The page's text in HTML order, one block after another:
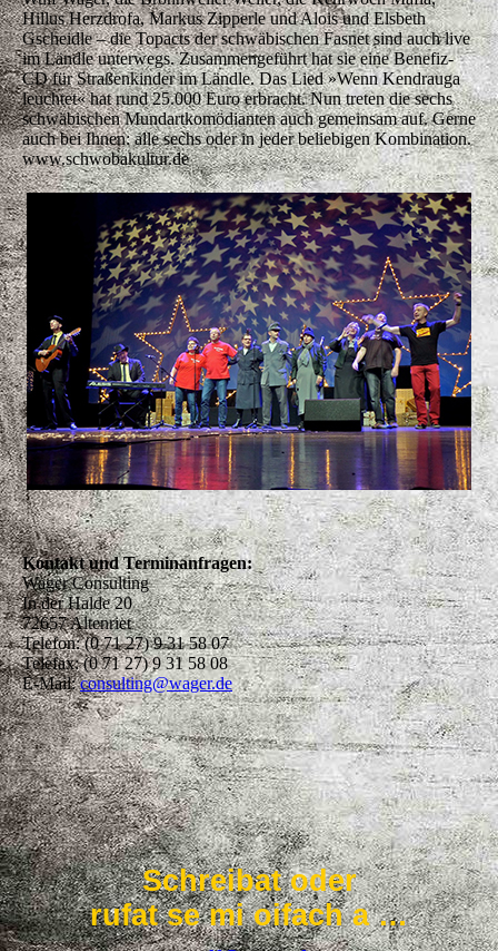
Wulf Wager– Hans Dampf en älle Gassa – oifach
a Super-Schwob!
Hans Dampf en älle Gassa
– oifach a Super-Schwob!
Comedy